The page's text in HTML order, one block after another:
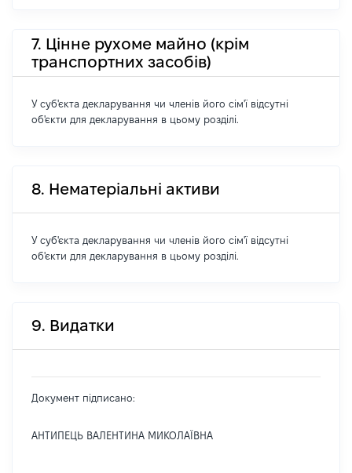
7. Цінне рухоме майно (крім
транспортних засобів)
У суб'єкта декларування чи членів його сім'ї відсутні
об'єкти для декларування в цьому розділі.
8. Нематеріальні активи
У суб'єкта декларування чи членів його сім'ї відсутні
об'єкти для декларування в цьому розділі.
9. Видатки
Документ підписано:
АНТИПЕЦЬ ВАЛЕНТИНА МИКОЛАЇВНА